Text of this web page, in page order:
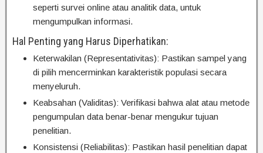
seperti survei online atau analitik data, untuk
mengumpulkan informasi.
Hal Penting yang Harus Diperhatikan:
Keterwakilan (Representativitas): Pastikan sampel yang
di pilih mencerminkan karakteristik populasi secara
menyeluruh.
Keabsahan (Validitas): Verifikasi bahwa alat atau metode
pengumpulan data benar-benar mengukur tujuan
penelitian.
Konsistensi (Reliabilitas): Pastikan hasil penelitian dapat